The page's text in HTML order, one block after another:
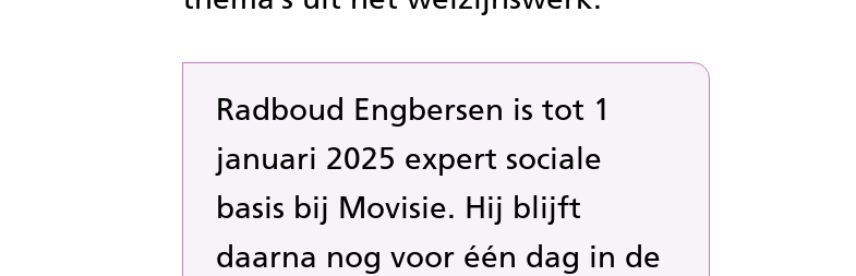
Radboud Engbersen is tot 1
januari 2025 expert sociale
basis bij Movisie. Hij blijft
daarna nog voor één dag in de